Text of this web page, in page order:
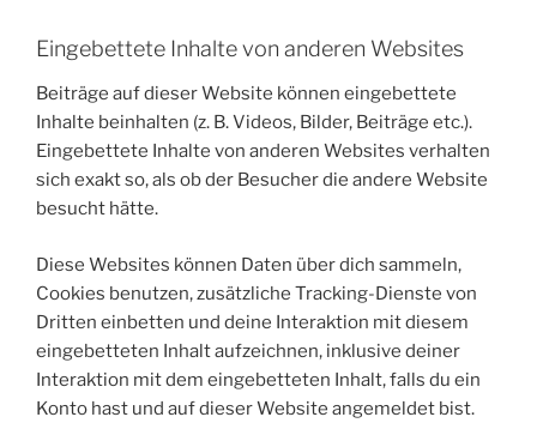
Eingebettete Inhalte von anderen Websites
Beiträge auf dieser Website können eingebettete
Inhalte beinhalten (z. B. Videos, Bilder, Beiträge etc.).
Eingebettete Inhalte von anderen Websites verhalten
sich exakt so, als ob der Besucher die andere Website
besucht hätte.
Diese Websites können Daten über dich sammeln,
Cookies benutzen, zusätzliche Tracking-Dienste von
Dritten einbetten und deine Interaktion mit diesem
eingebetteten Inhalt aufzeichnen, inklusive deiner
Interaktion mit dem eingebetteten Inhalt, falls du ein
Konto hast und auf dieser Website angemeldet bist.